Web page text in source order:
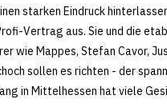
starken Eindruck
Vertrag aus. Sie und die
wie Mappes, Stefan Cavor,
sollen es richten - der
in Mittelhessen hat viele